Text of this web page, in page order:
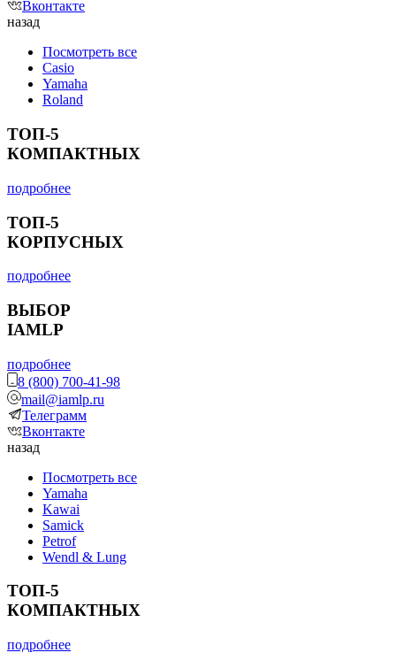
Вконтакте
назад
Посмотреть все
Casio
Yamaha
Roland
ТОП-5
КОМПАКТНЫХ
подробнее
ТОП-5
КОРПУСНЫХ
подробнее
ВЫБОР
IAMLP
подробнее
8 (800) 700-41-98
mail@iamlp.ru
Телеграмм
Вконтакте
назад
Посмотреть все
Yamaha
Kawai
Samick
Petrof
Wendl & Lung
ТОП-5
КОМПАКТНЫХ
подробнее